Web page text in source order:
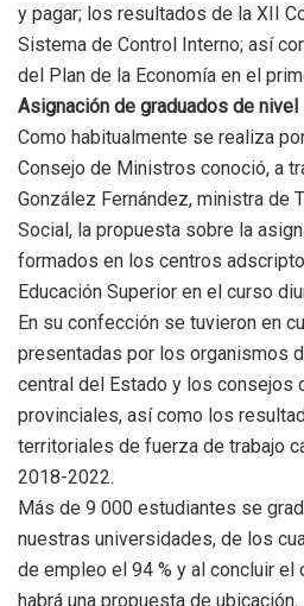
y pagar; los resultados de la XII
Sistema de Control Interno; así
del Plan de la Economía en el
Asignación de graduados de nivel
Como habitualmente se realiza
Consejo de Ministros conoció, a
González Fernández, ministra de
Social, la propuesta sobre la
formados en los centros
Educación Superior en el curso
En su confección se tuvieron en
presentadas por los organismos
central del Estado y los consejos
provinciales, así como los
territoriales de fuerza de trabajo
2018-2022.
Más de 9 000 estudiantes se
nuestras universidades, de los
de empleo el 94 % y al concluir el
habrá una propuesta de ubicación.